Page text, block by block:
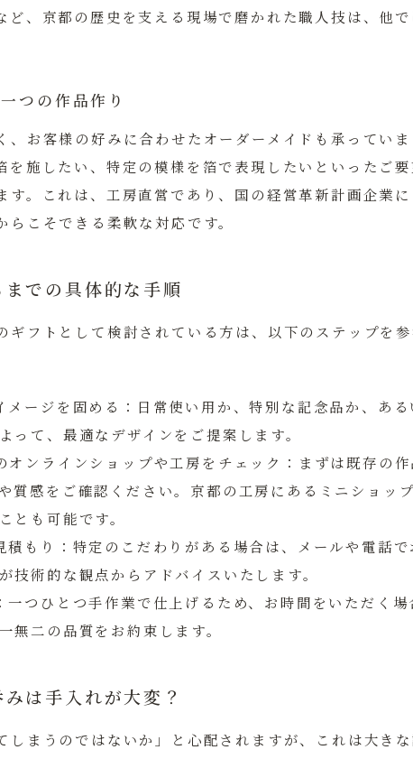
ど、京都の歴史を支える現場で磨かれた職人技は、他で
つの作品作り
、お客様の好みに合わせたオーダーメイドも承っていま
を施したい、特定の模様を箔で表現したいといったご要
す。これは、工房直営であり、国の経営革新計画企業に
こそできる柔軟な対応です。
での具体的な手順
ギフトとして検討されている方は、以下のステップを
ージを固める ：日常使い用か、特別な記念品か、ある
って、最適なデザインをご提案します。
ンラインショップや工房をチェック ：まずは既存の作
質感をご確認ください。京都の工房にあるミニショッ
とも可能です。
もり
：特定のこだわりがある場合は、メールや電話で
技術的な観点からアドバイスいたします。
：一つひとつ手作業で仕上げるため、お時間をいただく場
無二の品質をお約束します。
は手入れが大変？
しまうのではないか」と心配されますが、これは大き